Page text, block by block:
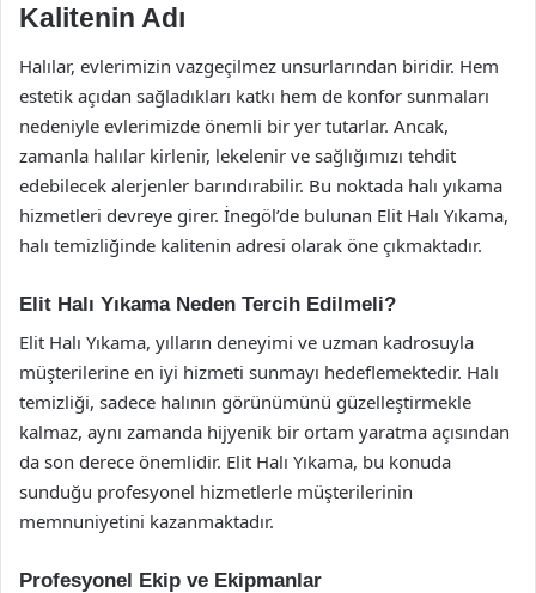
Kalitenin Adı
Halılar, evlerimizin vazgeçilmez unsurlarından biridir. Hem
estetik açıdan sağladıkları katkı hem de konfor sunmaları
nedeniyle evlerimizde önemli bir yer tutarlar. Ancak,
zamanla halılar kirlenir, lekelenir ve sağlığımızı tehdit
edebilecek alerjenler barındırabilir. Bu noktada halı yıkama
hizmetleri devreye girer. İnegöl’de bulunan Elit Halı Yıkama,
halı temizliğinde kalitenin adresi olarak öne çıkmaktadır.
Elit Halı Yıkama Neden Tercih Edilmeli?
Elit Halı Yıkama, yılların deneyimi ve uzman kadrosuyla
müşterilerine en iyi hizmeti sunmayı hedeflemektedir. Halı
temizliği, sadece halının görünümünü güzelleştirmekle
kalmaz, aynı zamanda hijyenik bir ortam yaratma açısından
da son derece önemlidir. Elit Halı Yıkama, bu konuda
sunduğu profesyonel hizmetlerle müşterilerinin
memnuniyetini kazanmaktadır.
Profesyonel Ekip ve Ekipmanlar